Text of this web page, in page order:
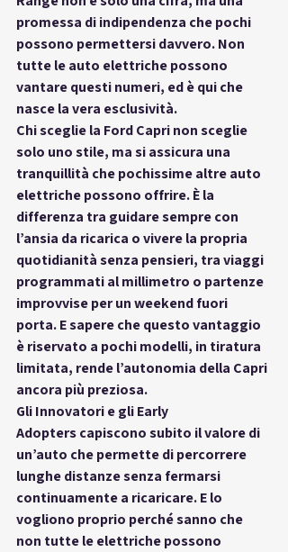
promessa di indipendenza che pochi
possono permettersi davvero. Non
tutte le auto elettriche possono
vantare questi numeri, ed è qui che
nasce la vera esclusività.
Chi sceglie la Ford Capri non sceglie
solo uno stile, ma si assicura una
tranquillità che pochissime altre auto
elettriche possono offrire. È la
differenza tra guidare sempre con
l’ansia da ricarica o vivere la propria
quotidianità senza pensieri, tra viaggi
programmati al millimetro o partenze
improvvise per un weekend fuori
porta. E sapere che questo vantaggio
è riservato a pochi modelli, in tiratura
limitata, rende l’autonomia della Capri
ancora più preziosa.
Gli Innovatori e gli Early
Adopters capiscono subito il valore di
un’auto che permette di percorrere
lunghe distanze senza fermarsi
continuamente a ricaricare. E lo
vogliono proprio perché sanno che
non tutte le elettriche possono